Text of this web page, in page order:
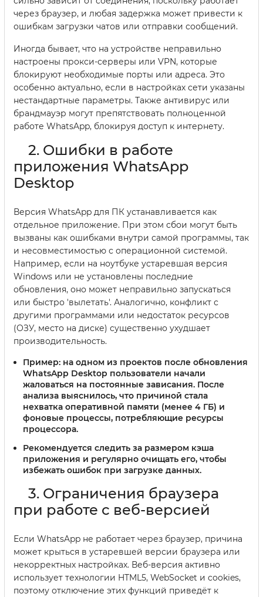
через браузер, и любая задержка может привести к
ошибкам загрузки чатов или отправки сообщений.
Иногда бывает, что на устройстве неправильно
настроены прокси-серверы или VPN, которые
блокируют необходимые порты или адреса. Это
особенно актуально, если в настройках сети указаны
нестандартные параметры. Также антивирус или
брандмауэр могут препятствовать полноценной
работе WhatsApp, блокируя доступ к интернету.
2. Ошибки в работе
приложения WhatsApp
Desktop
Версия WhatsApp для ПК устанавливается как
отдельное приложение. При этом сбои могут быть
вызваны как ошибками внутри самой программы, так
и несовместимостью с операционной системой.
Например, если на ноутбуке устаревшая версия
Windows или не установлены последние
обновления, оно может неправильно запускаться
или быстро 'вылетать'. Аналогично, конфликт с
другими программами или недостаток ресурсов
(ОЗУ, место на диске) существенно ухудшает
производительность.
Пример: на одном из проектов после обновления
WhatsApp Desktop пользователи начали
жаловаться на постоянные зависания. После
анализа выяснилось, что причиной стала
нехватка оперативной памяти (менее 4 ГБ) и
фоновые процессы, потребляющие ресурсы
процессора.
Рекомендуется следить за размером кэша
приложения и регулярно очищать его, чтобы
избежать ошибок при загрузке данных.
3. Ограничения браузера
при работе с веб-версией
Если WhatsApp не работает через браузер, причина
может крыться в устаревшей версии браузера или
некорректных настройках. Веб-версия активно
использует технологии HTML5, WebSocket и cookies,
поэтому отключение этих функций приведёт к